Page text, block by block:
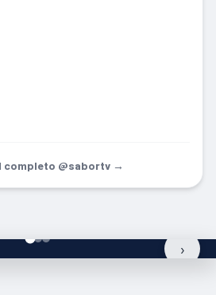
completo @sabortv →
›